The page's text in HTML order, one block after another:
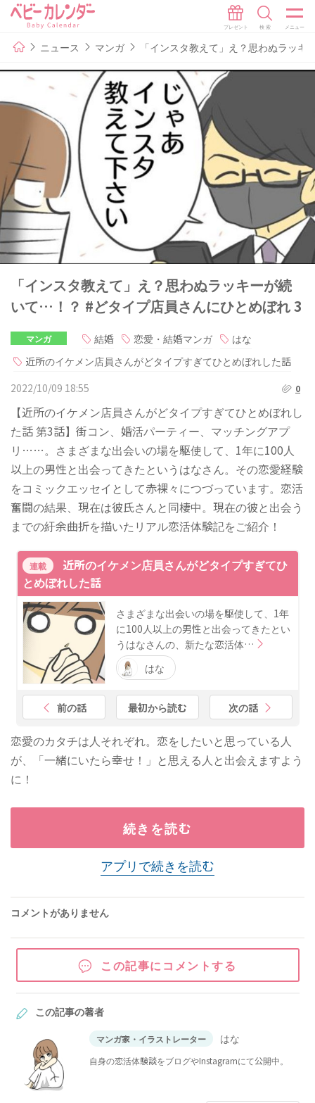
ニュース マンガ 「インスタ教えて」え？思わぬラッ
「インスタ教えて」え？思わぬラッキーが続
いて…！？ #どタイプ店員さんにひとめぼれ 3
マンガ 結婚 恋愛・結婚マンガ
はな
近所のイケメン店員さんがどタイプすぎてひとめぼれした話
2022/10/09 18:55
0
【近所のイケメン店員さんがどタイプすぎてひとめぼれし
た話 第3話】街コン、婚活パーティー、マッチングアプ
リ……。さまざまな出会いの場を駆使して、1年に100人
以上の男性と出会ってきたというはなさん。その恋愛経験
をコミックエッセイとして赤裸々につづっています。恋活
奮闘の結果、現在は彼氏さんと同棲中。現在の彼と出会う
までの紆余曲折を描いたリアル恋活体験記をご紹介！
連載
近所のイケメン店員さんがどタイプすぎてひ
とめぼれした話
さまざまな出会いの場を駆使して、1年
に100人以上の男性と出会ってきたとい
うはなさんの、新たな恋活体…
はな
前の話 最初から読む 次の話
恋愛のカタチは人それぞれ。恋をしたいと思っている人
が、「一緒にいたら幸せ！」と思える人と出会えますよう
に！
続きを読む
アプリで続きを読む
コメントがありません
この記事にコメントする
この記事の著者
マンガ家・イラストレーター はな
自身の恋活体験談をブログやInstagramにて公開中。